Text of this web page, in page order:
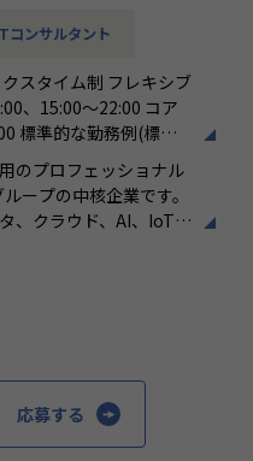
室について）
ビジネス価値創出を担う
顧客の経営・事業課題
ートナー」として伴走
タントと密に連携しなが
わる各種製品・サービ
帳票など）作成
作成とプレゼンテーシ
格取得やイベント参加
ータの収集から蓄積、
ルやAppsというライト
ング」を体現すべく、
目標としています。
コンサルタント
スタイム制 フレキシブ
、15:00～22:00 コア
標準的な勤務例(標準
（コアタイムあり）
（月平均19時間）
のプロフェッショナル
ープの中核企業です。
、クラウド、AI、IoTを
拡張しています。
となっており、30年以
術力、高度な分析ノ
応募する